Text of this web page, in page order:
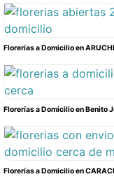
Florerías a Domicilio en
Florerías a Domicilio en Benito
Florerías a Domicilio en